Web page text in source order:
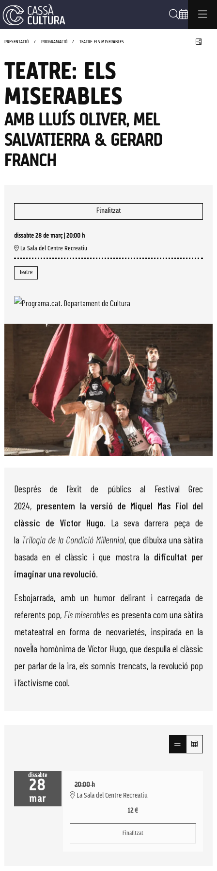
PRESENTACIÓ PROGRAMACIÓ TEATRE: ELS MISERABLES
TEATRE: ELS
MISERABLES
AMB LLUÍS OLIVER, MEL
SALVATIERRA & GERARD
FRANCH
Finalitzat
dissabte 28 de març| 20:00 h
La Sala del Centre Recreatiu
Teatre
Després de l'èxit de públics al Festival Grec
2024, presentem la versió de Miquel Mas Fiol del
clàssic de Victor Hugo. La seva darrera peça de
la Trilogia de la Condició Millennial, que dibuixa una sàtira
basada en el clàssic i que mostra la dificultat per
imaginar una revolució.
Esbojarrada, amb un humor delirant i carregada de
referents pop, Els miserables es presenta com una sàtira
metateatral en forma de neovarietés, inspirada en la
novel·la homònima de Víctor Hugo, que despulla el clàssic
per parlar de la ira, els somnis trencats, la revolució pop
i l’activisme cool.
dissabte
28
mar
20:00 h
La Sala del Centre Recreatiu
12 €
Finalitzat